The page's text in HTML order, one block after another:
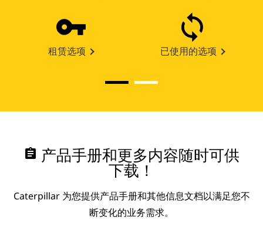
租赁选项 已使用的选项
assignment 产品手册和更多内容随时可供
下载！
Caterpillar 为您提供产品手册和其他信息文档以满足您不
断变化的业务需求。